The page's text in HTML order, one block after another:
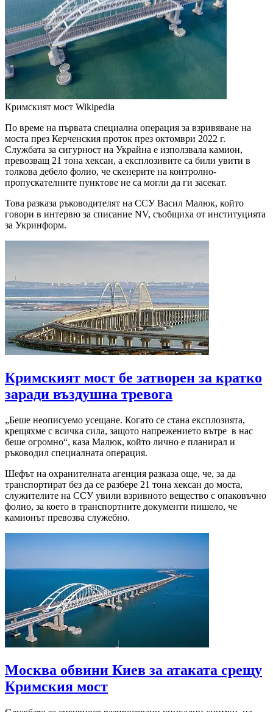
Кримският мост Wikipedia
По време на първата специална операция за взривяване на
моста през Керченския проток през октомври 2022 г.
Службата за сигурност на Украйна е използвала камион,
превозващ 21 тона хексан, а експлозивите са били увити в
толкова дебело фолио, че скенерите на контролно-
пропускателните пунктове не са могли да ги засекат.
Това разказа ръководителят на ССУ Васил Малюк, който
говори в интервю за списание NV, съобщиха от институцията
за Укринформ.
Кримският мост бе затворен за кратко
заради въздушна тревога
„Беше неописуемо усещане. Когато се стана експлозията,
крещяхме с всичка сила, защото напрежението вътре в нас
беше огромно“, каза Малюк, който лично е планирал и
ръководил специалната операция.
Шефът на охранителната агенция разказа още, че, за да
транспортират без да се разбере 21 тона хексан до моста,
служителите на ССУ увили взривното вещество с опаковъчно
фолио, за което в транспортните документи пишело, че
камионът превозва служебно.
Москва обвини Киев за атаката срещу
Кримския мост